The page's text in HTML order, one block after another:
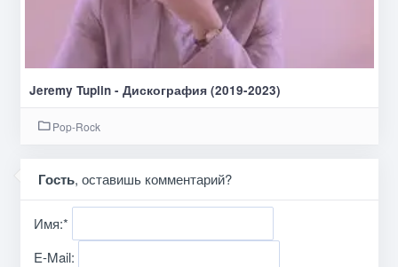
Jeremy Tuplin - Дискография (2019-2023)
Pop-Rock
Гость, оставишь комментарий?
Имя:*
E-Mail: